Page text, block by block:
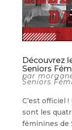
Découvrez
Seniors
par
Seniors
C’est officiel
sont les
féminines de